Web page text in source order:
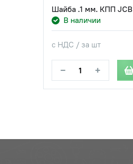
Шайба .1 мм. КПП JCB
В наличии
с НДС / за шт
− +